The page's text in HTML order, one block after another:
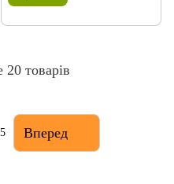
товарів
Вперед